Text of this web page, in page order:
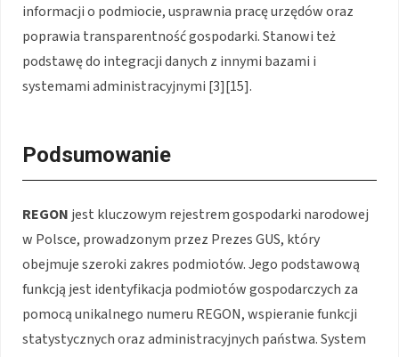
informacji o podmiocie, usprawnia pracę urzędów oraz
poprawia transparentność gospodarki. Stanowi też
podstawę do integracji danych z innymi bazami i
systemami administracyjnymi [3][15].
Podsumowanie
REGON jest kluczowym rejestrem gospodarki narodowej
w Polsce, prowadzonym przez Prezes GUS, który
obejmuje szeroki zakres podmiotów. Jego podstawową
funkcją jest identyfikacja podmiotów gospodarczych za
pomocą unikalnego numeru REGON, wspieranie funkcji
statystycznych oraz administracyjnych państwa. System